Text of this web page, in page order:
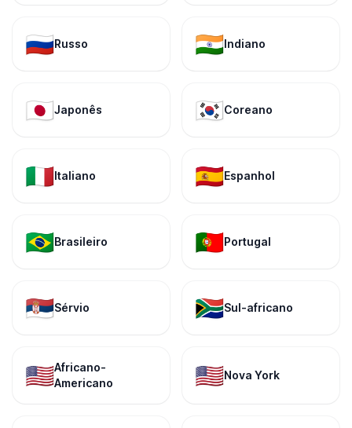
🇷🇺Russo 🇮🇳Indiano
🇯🇵Japonês 🇰🇷Coreano
🇮🇹Italiano 🇪🇸Espanhol
🇧🇷Brasileiro 🇵🇹Portugal
🇷🇸Sérvio 🇿🇦Sul-africano
🇺🇸Africano-
Americano
🇺🇸Nova York